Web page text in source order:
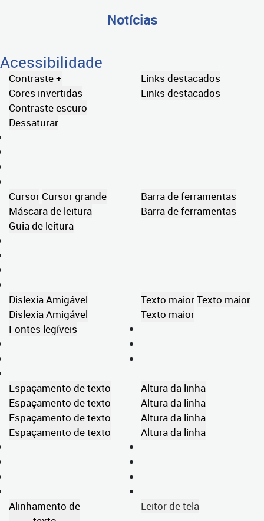
Notícias
Acessibilidade
Contraste +
Cores invertidas
Contraste escuro
Dessaturar
Links destacados
Links destacados
Cursor Cursor grande
Máscara de leitura
Guia de leitura
Barra de ferramentas
Barra de ferramentas
Dislexia Amigável
Dislexia Amigável
Fontes legíveis
Texto maiorTexto maior
Texto maior
Espaçamento de texto
Espaçamento de texto
Espaçamento de texto
Espaçamento de texto
Altura da linha
Altura da linha
Altura da linha
Altura da linha
Alinhamento de
Leitor de tela